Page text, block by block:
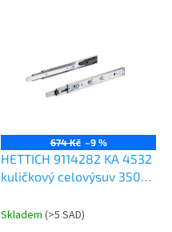
674 Kč –9 %
HETTICH 9114282 KA 4532
kuličkový celovýsuv 350
Skladem (>5 SAD)